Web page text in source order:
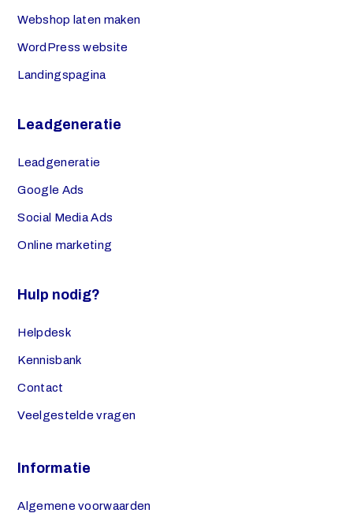
Webshop laten maken
WordPress website
Landingspagina
Leadgeneratie
Leadgeneratie
Google Ads
Social Media Ads
Online marketing
Hulp nodig?
Helpdesk
Kennisbank
Contact
Veelgestelde vragen
Informatie
Algemene voorwaarden